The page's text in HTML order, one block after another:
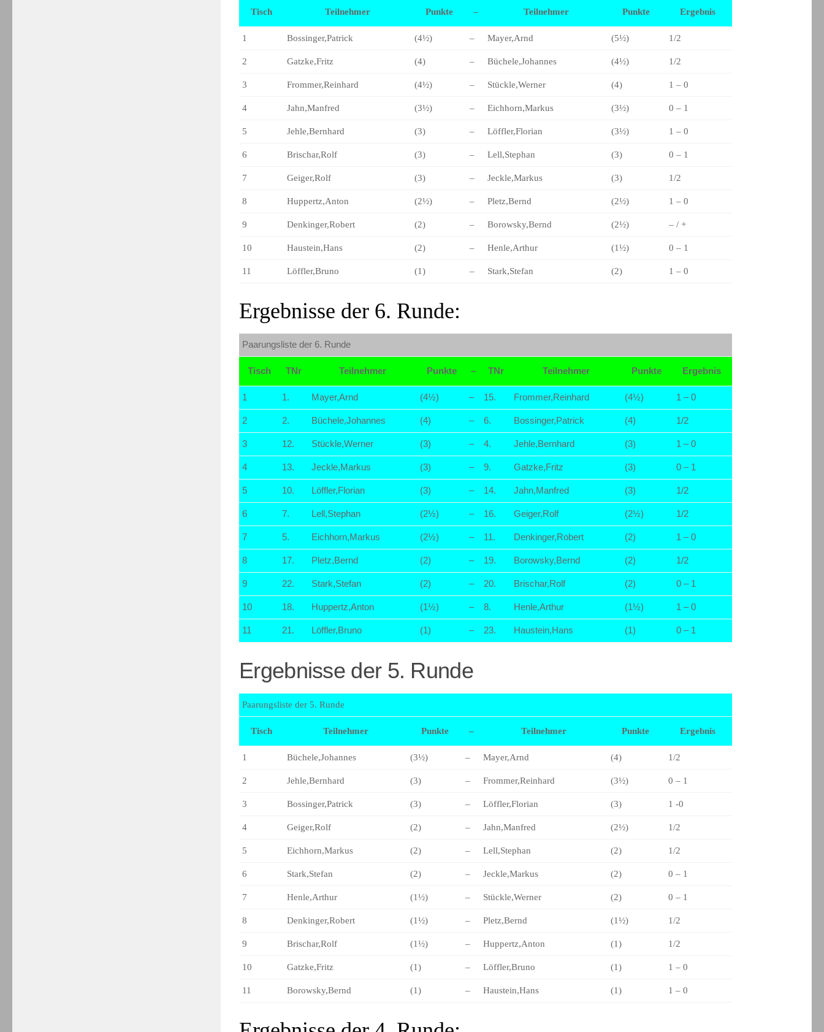
Tisch Teilnehmer Punkte – Teilnehmer Punkte Ergebnis
1 Bossinger,Patrick (4½) – Mayer,Arnd (5½) 1/2
2 Gatzke,Fritz (4) – Büchele,Johannes (4½) 1/2
3 Frommer,Reinhard (4½) – Stückle,Werner (4) 1 – 0
4 Jahn,Manfred (3½) – Eichhorn,Markus (3½) 0 – 1
5 Jehle,Bernhard (3) – Löffler,Florian (3½) 1 – 0
6 Brischar,Rolf (3) – Lell,Stephan (3) 0 – 1
7 Geiger,Rolf (3) – Jeckle,Markus (3) 1/2
8 Huppertz,Anton (2½) – Pletz,Bernd (2½) 1 – 0
9 Denkinger,Robert (2) – Borowsky,Bernd (2½) – / +
10 Haustein,Hans (2) – Henle,Arthur (1½) 0 – 1
11 Löffler,Bruno (1) – Stark,Stefan (2) 1 – 0
Ergebnisse der 6. Runde:
Paarungsliste der 6. Runde
Tisch TNr Teilnehmer Punkte – TNr Teilnehmer Punkte Ergebnis
1 1. Mayer,Arnd (4½) – 15. Frommer,Reinhard (4½) 1 – 0
2 2. Büchele,Johannes (4) – 6. Bossinger,Patrick (4) 1/2
3 12. Stückle,Werner (3) – 4. Jehle,Bernhard (3) 1 – 0
4 13. Jeckle,Markus (3) – 9. Gatzke,Fritz (3) 0 – 1
5 10. Löffler,Florian (3) – 14. Jahn,Manfred (3) 1/2
6 7. Lell,Stephan (2½) – 16. Geiger,Rolf (2½) 1/2
7 5. Eichhorn,Markus (2½) – 11. Denkinger,Robert (2) 1 – 0
8 17. Pletz,Bernd (2) – 19. Borowsky,Bernd (2) 1/2
9 22. Stark,Stefan (2) – 20. Brischar,Rolf (2) 0 – 1
10 18. Huppertz,Anton (1½) – 8. Henle,Arthur (1½) 1 – 0
11 21. Löffler,Bruno (1) – 23. Haustein,Hans (1) 0 – 1
Ergebnisse der 5. Runde
Paarungsliste der 5. Runde
Tisch Teilnehmer Punkte – Teilnehmer Punkte Ergebnis
1 Büchele,Johannes (3½) – Mayer,Arnd (4) 1/2
2 Jehle,Bernhard (3) – Frommer,Reinhard (3½) 0 – 1
3 Bossinger,Patrick (3) – Löffler,Florian (3) 1 -0
4 Geiger,Rolf (2) – Jahn,Manfred (2½) 1/2
5 Eichhorn,Markus (2) – Lell,Stephan (2) 1/2
6 Stark,Stefan (2) – Jeckle,Markus (2) 0 – 1
7 Henle,Arthur (1½) – Stückle,Werner (2) 0 – 1
8 Denkinger,Robert (1½) – Pletz,Bernd (1½) 1/2
9 Brischar,Rolf (1½) – Huppertz,Anton (1) 1/2
10 Gatzke,Fritz (1) – Löffler,Bruno (1) 1 – 0
11 Borowsky,Bernd (1) – Haustein,Hans (1) 1 – 0